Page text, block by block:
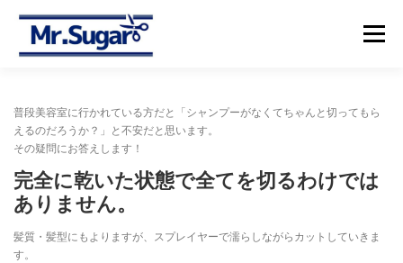
メニュー
【アクセス】
普段美容室に行かれている方だと「シャンプーがなくてちゃんと切ってもら
えるのだろうか？」と不安だと思います。
その疑問にお答えします！
完全に乾いた状態で全てを切るわけでは
ありません。
髪質・髪型にもよりますが、スプレイヤーで濡らしながらカットしていきま
す。